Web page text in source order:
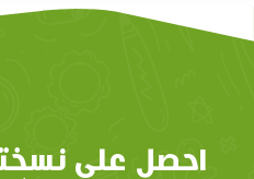
احصل على